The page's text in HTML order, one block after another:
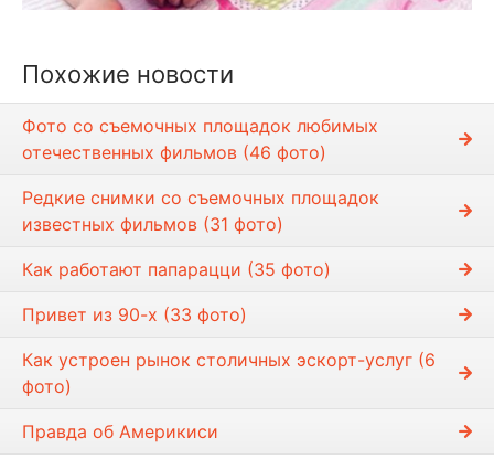
Похожие новости
Фото со съемочных площадок любимых
отечественных фильмов (46 фото)
Редкие снимки со съемочных площадок
известных фильмов (31 фото)
Как работают папарацци (35 фото)
Привет из 90-х (33 фото)
Как устроен рынок столичных эскорт-услуг (6
фото)
Правда об Америкиси